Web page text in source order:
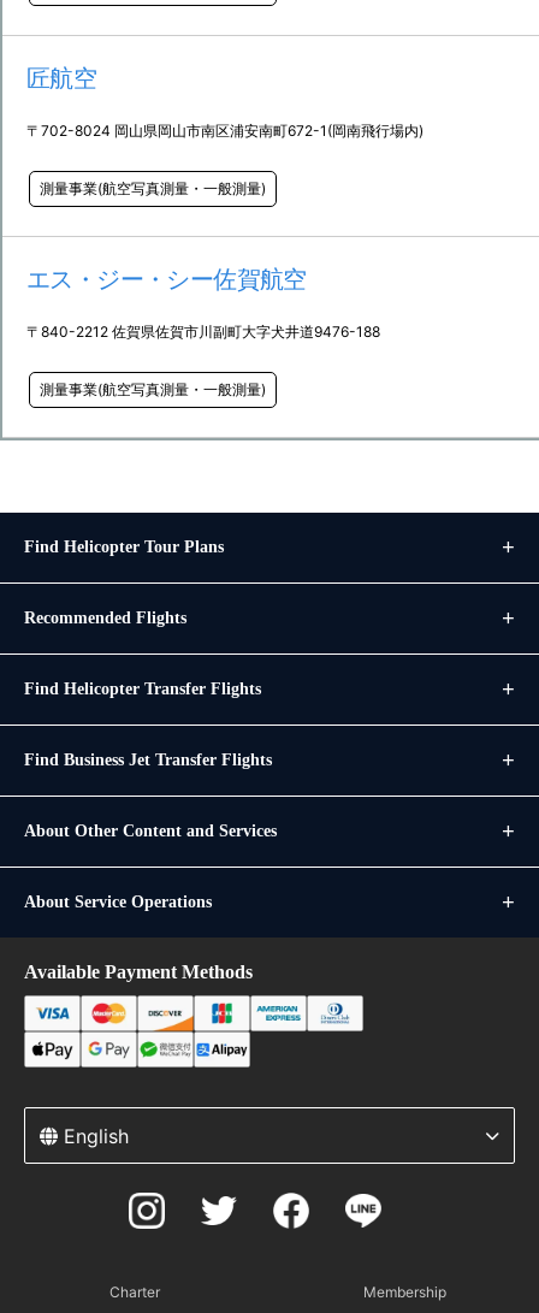
匠航空
〒702-8024 岡山県岡山市南区浦安南町672-1(岡南飛行場内)
測量事業(航空写真測量・一般測量)
エス・ジー・シー佐賀航空
〒840-2212 佐賀県佐賀市川副町大字犬井道9476-188
測量事業(航空写真測量・一般測量)
Find Helicopter Tour Plans
Recommended Flights
Find Helicopter Transfer Flights
Find Business Jet Transfer Flights
About Other Content and Services
About Service Operations
Available Payment Methods
English
Charter Membership